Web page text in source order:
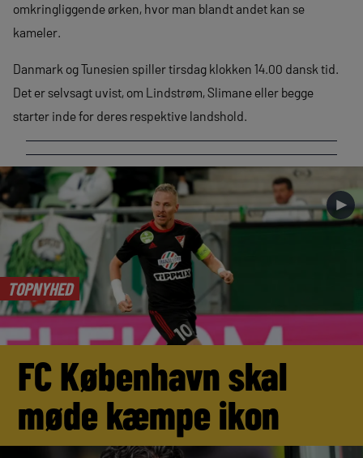
omkringliggende ørken, hvor man blandt andet kan se
kameler.
Danmark og Tunesien spiller tirsdag klokken 14.00 dansk tid.
Det er selvsagt uvist, om Lindstrøm, Slimane eller begge
starter inde for deres respektive landshold.
TOPNYHED
►
FC København skal
møde kæmpe ikon